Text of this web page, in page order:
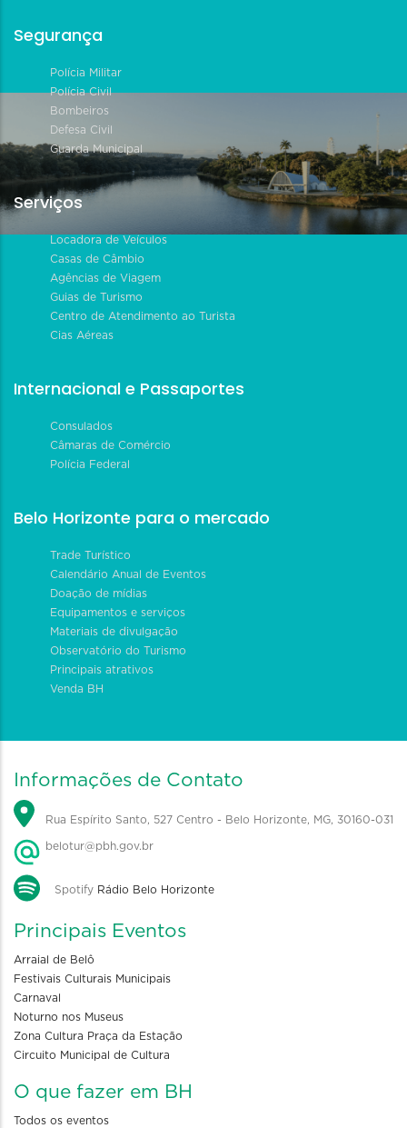
Segurança
Polícia Militar
Polícia Civil
Bombeiros
Defesa Civil
Guarda Municipal
Serviços
Locadora de Veículos
Casas de Câmbio
Agências de Viagem
Guias de Turismo
Centro de Atendimento ao Turista
Cias Aéreas
Internacional e Passaportes
Consulados
Câmaras de Comércio
Polícia Federal
Belo Horizonte para o mercado
Trade Turístico
Calendário Anual de Eventos
Doação de mídias
Equipamentos e serviços
Materiais de divulgação
Observatório do Turismo
Principais atrativos
Venda BH
Informações de Contato
Rua Espírito Santo, 527 Centro - Belo Horizonte, MG, 30160-031
belotur@pbh.gov.br
Spotify Rádio Belo Horizonte
Principais Eventos
Arraial de Belô
Festivais Culturais Municipais
Carnaval
Noturno nos Museus
Zona Cultura Praça da Estação
Circuito Municipal de Cultura
O que fazer em BH
Todos os eventos